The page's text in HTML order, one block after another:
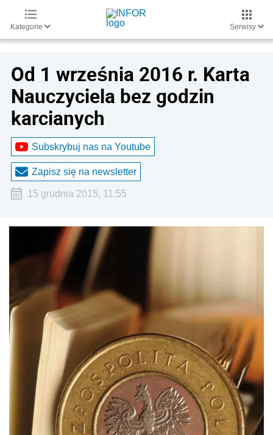
Kategorie Serwisy
Od 1 września 2016 r. Karta
Nauczyciela bez godzin
karcianych
Subskrybuj nas na Youtube
Zapisz się na newsletter
15 grudnia 2015, 11:55